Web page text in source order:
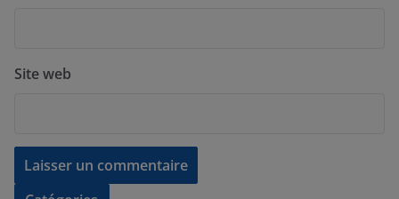
Site web